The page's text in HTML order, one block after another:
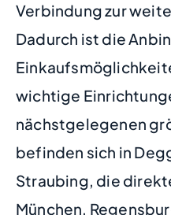
Verbindung zur
Dadurch ist die
wichtige
nächstgelegenen
befinden sich in
Straubing, die
München,